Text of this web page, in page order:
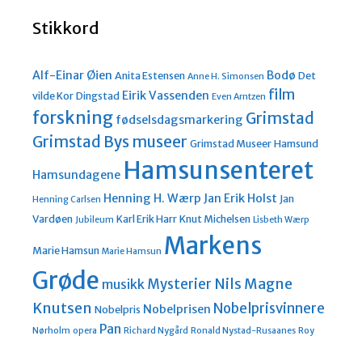
Stikkord
Alf-Einar Øien Anita Estensen Anne H. Simonsen Bodø Det
vilde KorDingstad Eirik Vassenden Even Arntzen film
forskning fødselsdagsmarkering Grimstad
Grimstad Bys museer Grimstad MuseerHamsund
Hamsundagene Hamsunsenteret
Henning Carlsen Henning H. Wærp Jan Erik Holst Jan
Vardøen Jubileum Karl Erik HarrKnut Michelsen Lisbeth Wærp
Marie Hamsun Marie Hamsun Markens
Grøde musikk Mysterier Nils Magne
Knutsen Nobelpris Nobelprisen Nobelprisvinnere
Nørholm opera Pan Richard Nygård Ronald Nystad-Rusaanes Roy